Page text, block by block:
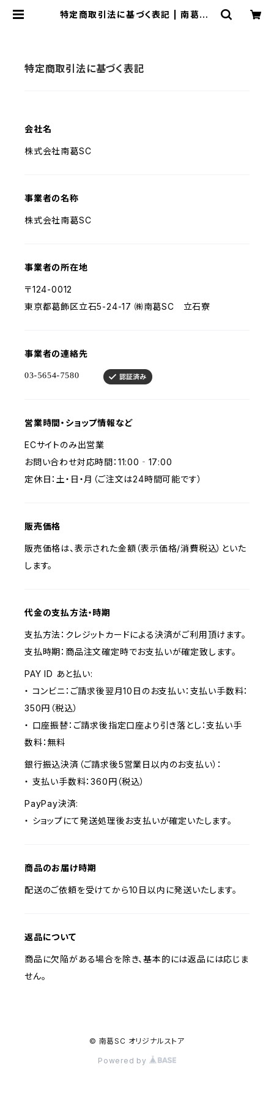
特定商取引法に基づく表記 | 南葛SC
特定商取引法に基づく表記
会社名
株式会社南葛SC
事業者の名称
株式会社南葛SC
事業者の所在地
〒124-0012
東京都葛飾区立石5-24-17 ㈱南葛SC 立石寮
事業者の連絡先
営業時間・ショップ情報など
ECサイトのみ出営業
お問い合わせ対応時間：11:00‐17:00
定休日：土・日・月（ご注文は24時間可能です）
販売価格
販売価格は、表示された金額（表示価格/消費税込）といた
します。
代金の支払方法・時期
支払方法：クレジットカードによる決済がご利用頂けます。
支払時期：商品注文確定時でお支払いが確定致します。
PAY ID あと払い:
・ コンビニ：ご請求後翌月10日のお支払い：支払い手数料：
350円（税込）
・ 口座振替：ご請求後指定口座より引き落とし：支払い手
数料：無料
銀行振込決済（ご請求後5営業日以内のお支払い）：
・ 支払い手数料：360円（税込）
PayPay決済:
・ ショップにて発送処理後お支払いが確定いたします。
商品のお届け時期
配送のご依頼を受けてから10日以内に発送いたします。
返品について
商品に欠陥がある場合を除き、基本的には返品には応じま
せん。
© 南葛SC オリジナルストア
Powered by